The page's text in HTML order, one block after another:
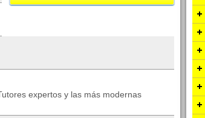
expertos y las más modernas